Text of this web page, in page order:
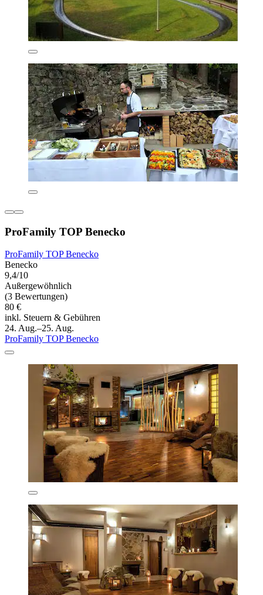
ProFamily TOP Benecko
ProFamily TOP Benecko
Benecko
9,4/10
Außergewöhnlich
(3 Bewertungen)
80 €
inkl. Steuern & Gebühren
24. Aug.–25. Aug.
ProFamily TOP Benecko